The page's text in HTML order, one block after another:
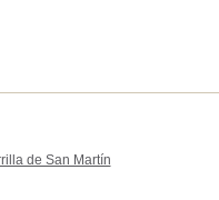
de San Martín